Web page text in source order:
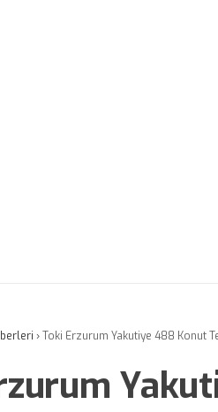
›Toki Erzurum Yakutiye 488 Konut